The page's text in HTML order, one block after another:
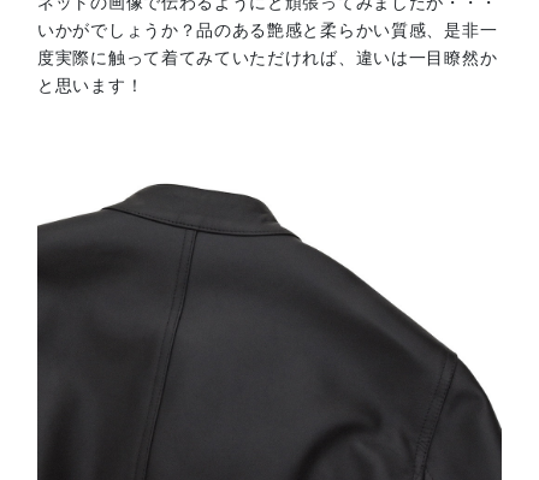
いかがでしょうか？品のある艶感と柔らかい質感、是非一
度実際に触って着てみていただければ、違いは一目瞭然か
と思います！